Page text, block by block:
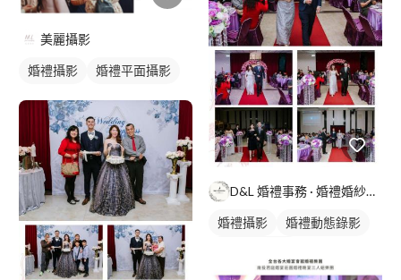
美麗攝影
婚禮攝影 婚禮平面攝影
D&L 婚禮事務 · 婚禮婚紗攝影
婚禮攝影
婚禮動態錄影